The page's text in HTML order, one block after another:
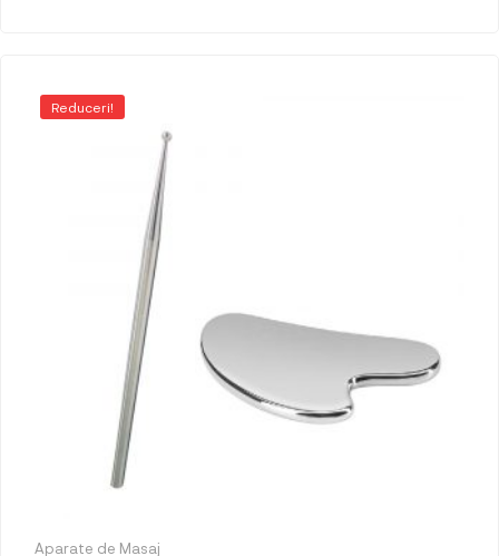
Reduceri!
Aparate de Masaj